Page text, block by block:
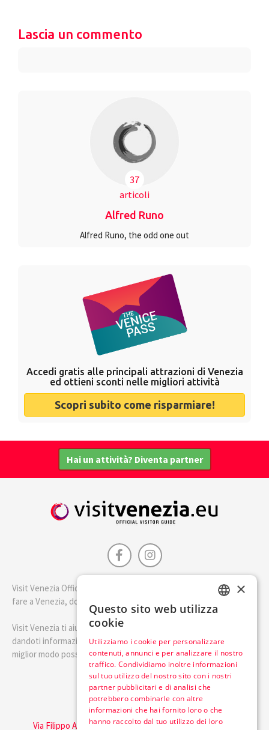
Lascia un commento
37
articoli
Alfred Runo
Alfred Runo, the odd one out
Accedi gratis alle principali attrazioni di Venezia
ed ottieni sconti nelle migliori attività
Scopri subito come risparmiare!
Hai un attività? Diventa partner
Visit Venezia Official è la guida della città di Venezia. Scopri cosa
fare a Venezia, dove dormire e i migliori posti dove mangiare.
Visit Venezia ti aiuterà a pianificare il tuo viaggio a Venezia
dandoti informazioni utili e consigli su come visitare Venezia nel
miglior modo possibile.
Italiano
Visit Italy Srl
Via Filippo Argelati, 10, 20143 Milano | P.IVA 08368951219
×
Questo sito web utilizza
cookie
Utilizziamo i cookie per personalizzare
contenuti, annunci e per analizzare il nostro
traffico. Condividiamo inoltre informazioni
sul tuo utilizzo del nostro sito con i nostri
partner pubblicitari e di analisi che
potrebbero combinarle con altre
informazioni che hai fornito loro o che
hanno raccolto dal tuo utilizzo dei loro